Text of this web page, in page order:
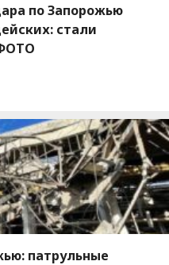
по Запорожью
стали
патрульные